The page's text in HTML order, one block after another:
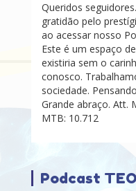
Queridos
gratidão pelo
ao acessar nosso
Este é um espaço
existiria sem o
conosco.
sociedade.
Grande abraço. Att.
MTB: 10.712
Podcast